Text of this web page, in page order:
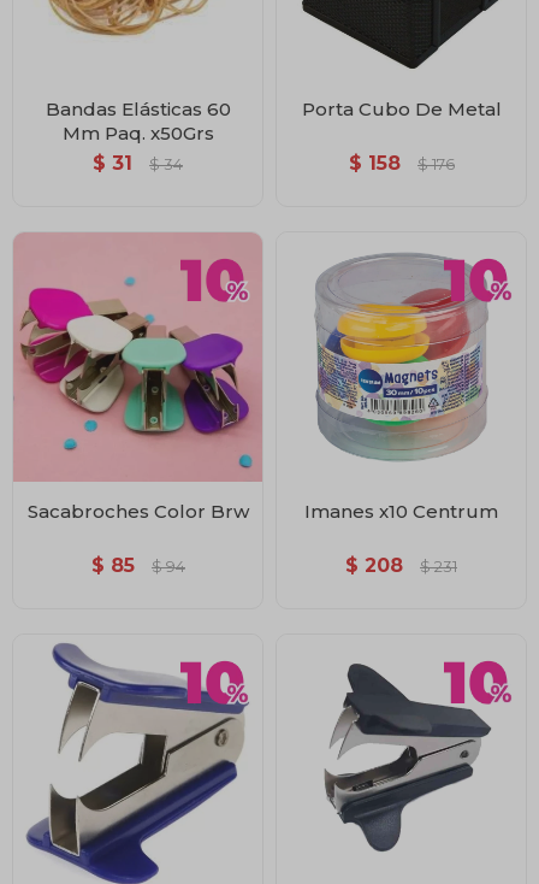
Bandas Elásticas 60
Mm Paq. x50Grs
$ 31 $ 34
Porta Cubo De Metal
$ 158 $ 176
Sacabroches Color Brw
$ 85 $ 94
Imanes x10 Centrum
$ 208 $ 231